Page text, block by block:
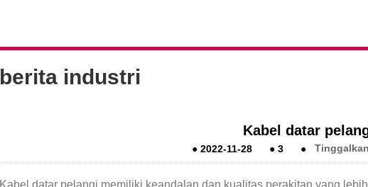
berita industri
Kabel datar
● 2022-11-28 ● 3 ●
Kabel datar pelangi memiliki keandalan dan kualitas perakitan yang